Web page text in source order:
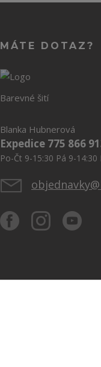
MÁTE DOTAZ?
Barevné šití
Blanka Hubnerová
Expedice 775 866
Po-Čt 9-15:30 Pá 9-14:30